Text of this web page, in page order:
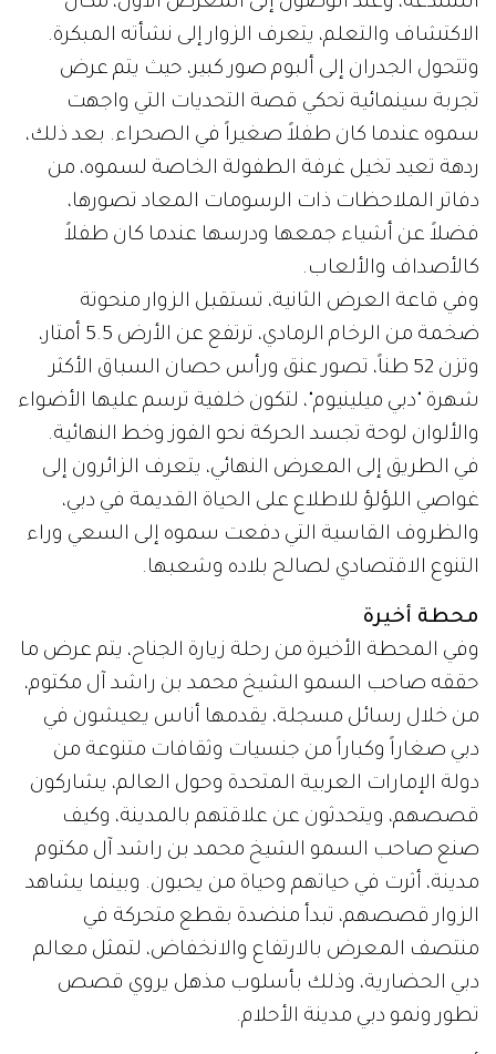
الاكتشاف والتعلم، يتعرف الزوار إلى نشأته المبكرة.
وتتحول الجدران إلى ألبوم صور كبير، حيث يتم عرض
تجربة سينمائية تحكي قصة التحديات التي واجهت
سموه عندما كان طفلاً صغيراً في الصحراء. بعد ذلك،
ردهة تعيد تخيل غرفة الطفولة الخاصة لسموه، من
دفاتر الملاحظات ذات الرسومات المعاد تصورها،
فضلاً عن أشياء جمعها ودرسها عندما كان طفلاً
كالأصداف والألعاب.
وفي قاعة العرض الثانية، تستقبل الزوار منحوتة
ضخمة من الرخام الرمادي، ترتفع عن الأرض 5.5 أمتار،
وتزن 52 طناً، تصور عنق ورأس حصان السباق الأكثر
شهرة "دبي ميلينيوم"، لتكون خلفية ترسم عليها الأضواء
والألوان لوحة تجسد الحركة نحو الفوز وخط النهائية.
في الطريق إلى المعرض النهائي، يتعرف الزائرون إلى
غواصي اللؤلؤ للاطلاع على الحياة القديمة في دبي،
والظروف القاسية التي دفعت سموه إلى السعي وراء
التنوع الاقتصادي لصالح بلاده وشعبها.
محطة أخيرة
وفي المحطة الأخيرة من رحلة زيارة الجناح، يتم عرض ما
حققه صاحب السمو الشيخ محمد بن راشد آل مكتوم،
من خلال رسائل مسجلة، يقدمها أناس يعيشون في
دبي صغاراً وكباراً من جنسيات وثقافات متنوعة من
دولة الإمارات العربية المتحدة وحول العالم، يشاركون
قصصهم، ويتحدثون عن علاقتهم بالمدينة، وكيف
صنع صاحب السمو الشيخ محمد بن راشد آل مكتوم
مدينة، أثرت في حياتهم وحياة من يحبون. وبينما يشاهد
الزوار قصصهم، تبدأ منضدة بقطع متحركة في
منتصف المعرض بالارتفاع والانخفاض، لتمثل معالم
دبي الحضارية، وذلك بأسلوب مذهل يروي قصص
تطور ونمو دبي مدينة الأحلام.